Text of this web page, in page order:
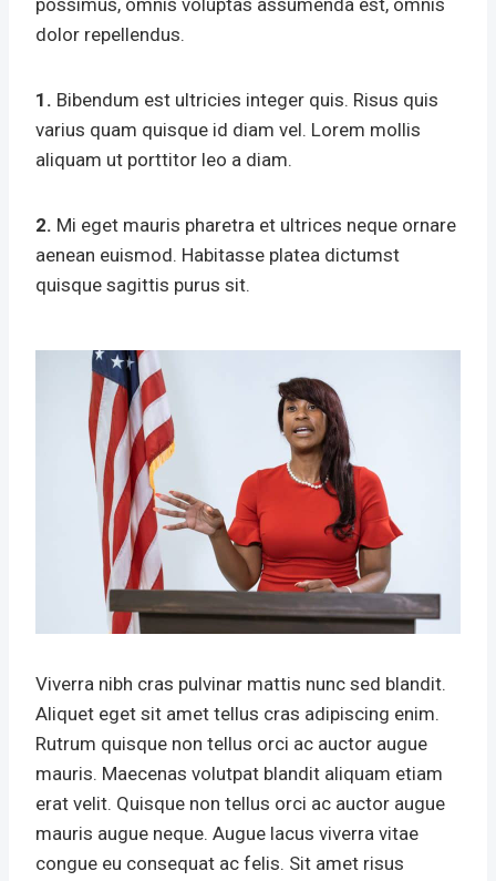
possimus, omnis voluptas assumenda est, omnis
dolor repellendus.
1. Bibendum est ultricies integer quis. Risus quis
varius quam quisque id diam vel. Lorem mollis
aliquam ut porttitor leo a diam.
2. Mi eget mauris pharetra et ultrices neque ornare
aenean euismod. Habitasse platea dictumst
quisque sagittis purus sit.
Viverra nibh cras pulvinar mattis nunc sed blandit.
Aliquet eget sit amet tellus cras adipiscing enim.
Rutrum quisque non tellus orci ac auctor augue
mauris. Maecenas volutpat blandit aliquam etiam
erat velit. Quisque non tellus orci ac auctor augue
mauris augue neque. Augue lacus viverra vitae
congue eu consequat ac felis. Sit amet risus